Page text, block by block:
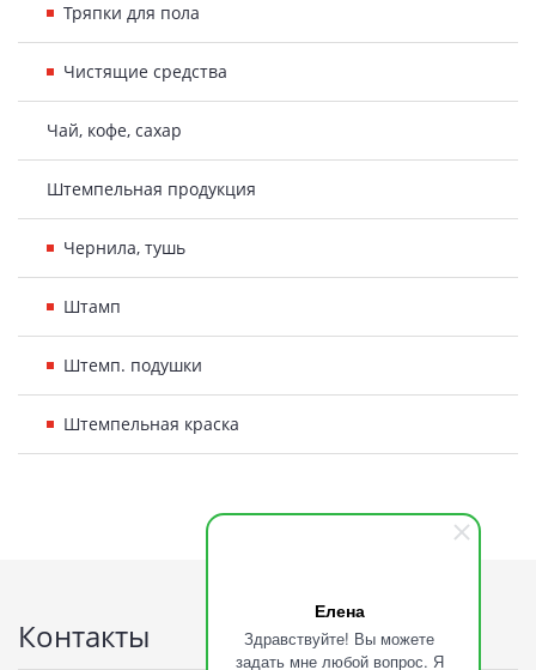
Елена
Здравствуйте! Вы можете
задать мне любой вопрос. Я
Тряпки для пола
Чистящие средства
Чай, кофе, сахар
Штемпельная продукция
Чернила, тушь
Штамп
Штемп. подушки
Штемпельная краска
Контакты